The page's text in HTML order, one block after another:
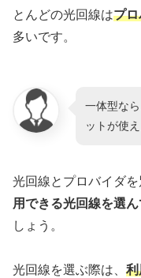
とんどの光回線はプ
多いです。
一体型な
ットが使え
光回線とプロバイダを
用できる光回線を選
しょう。
光回線を選ぶ際は、 利